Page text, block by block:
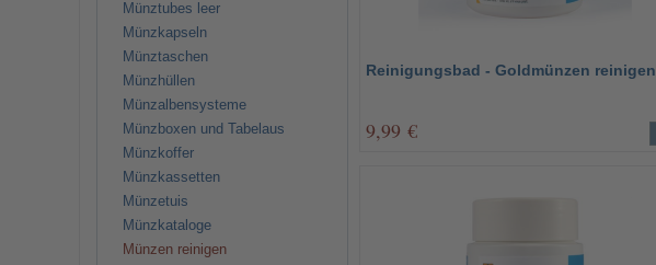
Reinigungsbad - Goldmünzen reinigen
9,99 €
Münztubes leer
Münzkapseln
Münztaschen
Münzhüllen
Münzalbensysteme
Münzboxen und Tabelaus
Münzkoffer
Münzkassetten
Münzetuis
Münzkataloge
Münzen reinigen